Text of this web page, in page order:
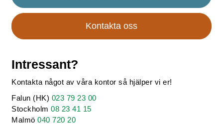
Kontakta oss
Intressant?
Kontakta något av våra kontor så hjälper vi er!
Falun (HK) 023 79 23 00
Stockholm08 23 41 15
Malmö040 720 20